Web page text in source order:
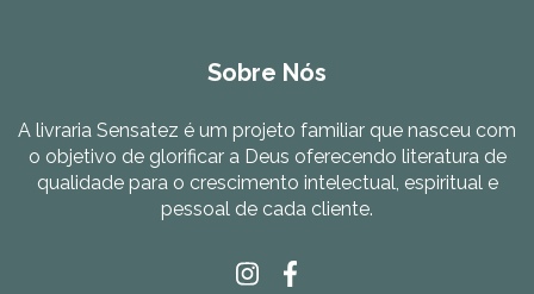
Sobre Nós
A livraria Sensatez é um projeto familiar que nasceu com
o objetivo de glorificar a Deus oferecendo literatura de
qualidade para o crescimento intelectual, espiritual e
pessoal de cada cliente.